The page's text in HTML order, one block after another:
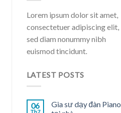
Lorem ipsum dolor sit amet,
consectetuer adipiscing elit,
sed diam nonummy nibh
euismod tincidunt.
LATEST POSTS
06
Gia sư dạy đàn Piano